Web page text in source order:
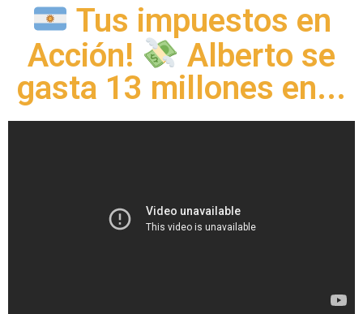
Tus impuestos en
Acción!
Alberto se
gasta 13 millones en...